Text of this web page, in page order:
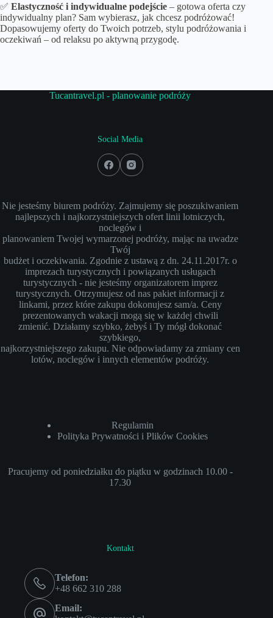
✅ Elastyczność i indywidualne podejście – gotowa oferta czy
indywidualny plan? Sam wybierasz, jak chcesz podróżować!
Dopasowujemy oferty do Twoich potrzeb, stylu podróżowania i
oczekiwań – od relaksu po aktywną przygodę.
Tucantravel.pl - planowanie podróży
Social Media
Nie jesteśmy biurem podróży. Zajmujemy się poszukiwaniem
najlepszych i najkorzystniejszych ofert linii lotniczych,
noclegów i
planowaniem Twojej wymarzonej podróży, mając na uwadze
Twój
budżet i oczekiwania. Zgodnie z ustawą z dn. 24.11.2017r. o
imprezach turystycznych i powiązanych usługach
turystycznych - nie jesteśmy organizatorem imprez
turystycznych. Otrzymujesz od nas pakiet informacji z
linkami, przez które zakupu dokonujesz sam/a. Ceny
prezentowanych wakacji mogą się w każdej chwili
zmienić. Działamy szybko, żebyś i Ty mógł dokonać
szybkiego,
najkorzystniejszego zakupu. Nie odpowiadamy za zmiany cen
lotów, noclegów i innych elementów podróży.
Regulamin
Polityka Prywatności i Plików Cookies
Pracujemy od poniedziałku do piątku w godzinach 10.00 -
17.30
Kontakt
Telefon:
+48 662 310 288
Email: